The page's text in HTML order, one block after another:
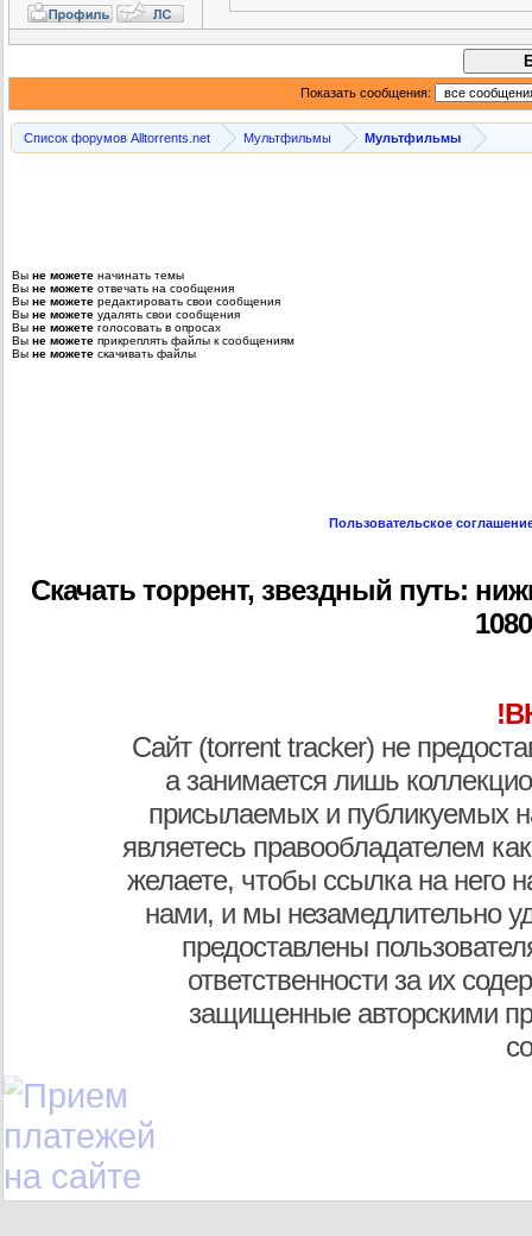
Показать сообщения:
Список форумов Alltorrents.net Мультфильмы Мультфильмы
Вы не можете начинать темы
Вы не можете отвечать на сообщения
Вы не можете редактировать свои сообщения
Вы не можете удалять свои сообщения
Вы не можете голосовать в опросах
Вы не можете прикреплять файлы к сообщениям
Вы не можете скачивать файлы
Пользовательское
Скачать торрент, звездный путь:
Сайт (torrent tracker) не
а занимается лишь
присылаемых и публикуемых
являетесь правообладателем
желаете, чтобы ссылка на него
нами, и мы незамедлительно
предоставлены
ответственности за их
защищенные авторскими